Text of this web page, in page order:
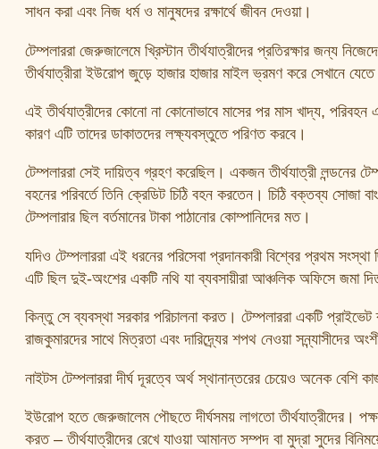
সাধন করা এবং নিজ ধর্ম ও মানুষদের রক্ষার্থে জীবন দেওয়া।
টেম্পলাররা জেরুজালেমে খ্রিস্টান তীর্থযাত্রীদের প্রতিরক্ষার জন্য
তীর্থযাত্রীরা ইউরোপ জুড়ে হাজার হাজার মাইল ভ্রমণ করে সেখানে
এই তীর্থযাত্রীদের কোনো না কোনোভাবে মাসের পর মাস খাদ্য,
কারণ এটি তাদের ডাকাতদের লক্ষ্যবস্তুতে পরিণত করবে।
টেম্পলাররা সেই দায়িত্ব গ্রহণ করেছিল। একজন তীর্থযাত্রী লন্ডনের
বহনের পরিবর্তে তিনি ক্রেডিট চিঠি বহন করতেন। চিঠি বক্তব্য সোজা
টেম্পলারার ছিল বর্তমানের টাকা পাঠানোর কোম্পানিদের মত।
যদিও টেম্পলাররা এই ধরনের পরিসেবা প্রদানকারী বিশ্বের প্রথম
এটি ছিল দুই-অংশের একটি নথি যা ব্যবসায়ীরা আঞ্চলিক অফিসে জমা
কিন্তু সে ব্যবস্থা সরকার পরিচালনা করত। টেম্পলাররা একটি
রাজকুমারদের সাথে মিত্রতা এবং দারিদ্র্যের শপথ নেওয়া সন্ন্যাসীদের
নাইটস টেম্পলাররা দীর্ঘ দূরত্বে অর্থ স্থানান্তরের চেয়েও অনেক বেশি
ইউরোপ হতে জেরুজালেম পৌছতে দীর্ঘসময় লাগতো তীর্থযাত্রীদের।
করত – তীর্থযাত্রীদের রেখে যাওয়া আমানত সম্পদ বা মুদ্রা সুদের